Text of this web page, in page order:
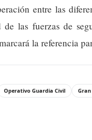
entre las
las fuerzas de
la referencia
Operativo Guardia Civil